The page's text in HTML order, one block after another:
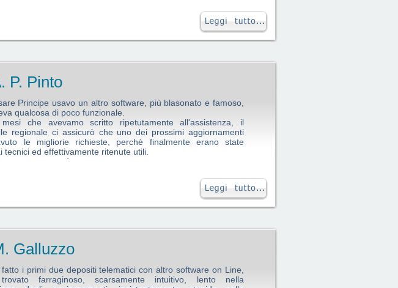
una necessità, non solo legata ai nuovi obblighi normativi in
avvocati, ma soprattutto alla esigenza di una gestione più
principe non ha cambiato solo il rapporto studio legale-
dal suo comune utilizzo, nonché la puntuale ed efficace
del programma, fanno di Principe una piattaforma organica
P. Pinto
Principe usavo un altro software, più blasonato e famoso,
qualcosa di poco funzionale.
che avevamo scritto ripetutamente all'assistenza, il
regionale ci assicurò che uno dei prossimi aggiornamenti
le migliorie richieste, perchè finalmente erano state
tecnici ed effettivamente ritenute utili.
ancora attendevamo.
abbiamo trovato molte delle nostre richieste già
visto il costo ridotto decidemmo di fare una prova.
la meraviglia dei miei soci di studio quando, settimana
trovavamo inserita negli aggiornamenti periodici una
la capacità che hanno avuto le persone, che ci stanno
Galluzzo
i primi due depositi telematici con altro software on Line,
farraginoso, scarsamente intuitivo, lento nella